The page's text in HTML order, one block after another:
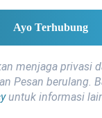
menjaga privasi
Pesan berulang.
untuk informasi